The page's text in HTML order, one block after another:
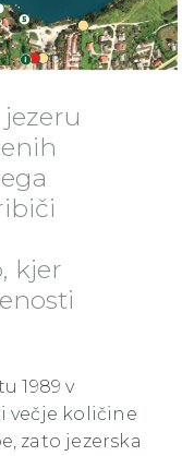
kjer
1989 v
večje količine
zato jezerska